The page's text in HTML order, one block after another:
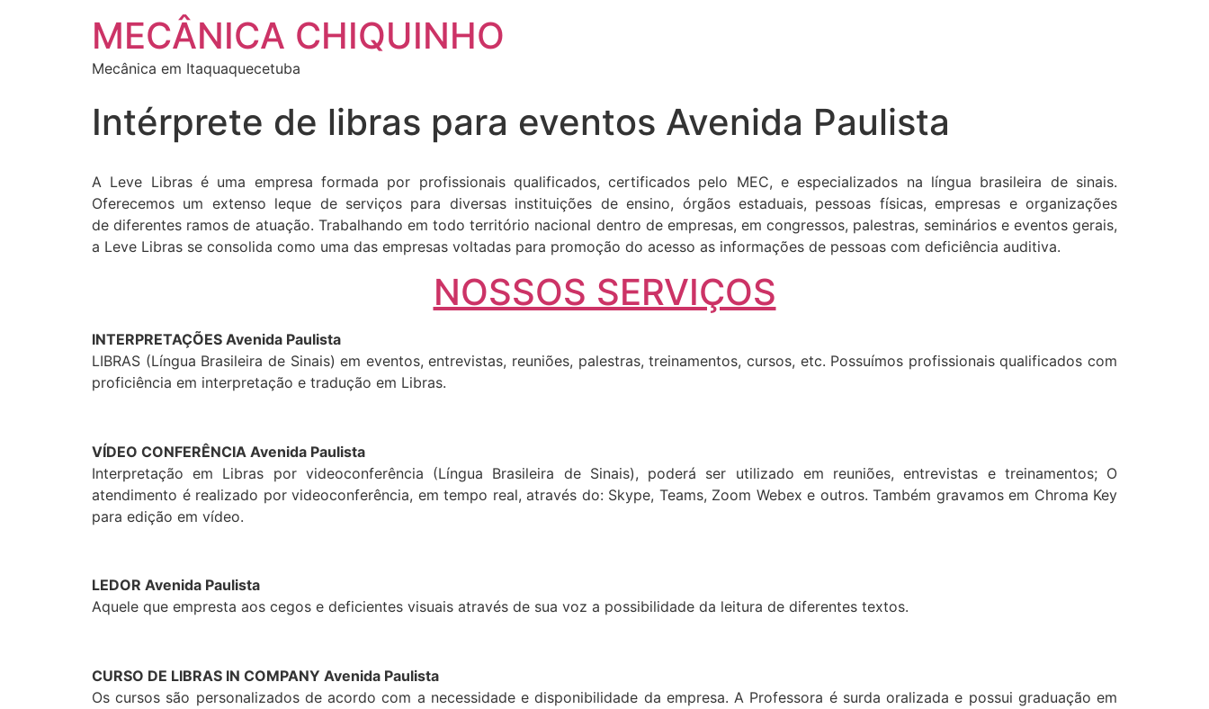
MECÂNICA CHIQUINHO
Mecânica em Itaquaquecetuba
Intérprete de libras para eventos Avenida Paulista
A Leve Libras é uma empresa formada por profissionais qualificados, certificados pelo MEC, e especializados na língua brasileira de sinais.
Oferecemos um extenso leque de serviços para diversas instituições de ensino, órgãos estaduais, pessoas físicas, empresas e organizações
de diferentes ramos de atuação. Trabalhando em todo território nacional dentro de empresas, em congressos, palestras, seminários e eventos gerais,
a Leve Libras se consolida como uma das empresas voltadas para promoção do acesso as informações de pessoas com deficiência auditiva.
NOSSOS SERVIÇOS
INTERPRETAÇÕES Avenida Paulista
LIBRAS (Língua Brasileira de Sinais) em eventos, entrevistas, reuniões, palestras, treinamentos, cursos, etc. Possuímos profissionais qualificados com
proficiência em interpretação e tradução em Libras.
VÍDEO CONFERÊNCIA Avenida Paulista
Interpretação em Libras por videoconferência (Língua Brasileira de Sinais), poderá ser utilizado em reuniões, entrevistas e treinamentos; O
atendimento é realizado por videoconferência, em tempo real, através do: Skype, Teams, Zoom Webex e outros. Também gravamos em Chroma Key
para edição em vídeo.
LEDOR Avenida Paulista
Aquele que empresta aos cegos e deficientes visuais através de sua voz a possibilidade da leitura de diferentes textos.
CURSO DE LIBRAS IN COMPANY Avenida Paulista
Os cursos são personalizados de acordo com a necessidade e disponibilidade da empresa. A Professora é surda oralizada e possui graduação em